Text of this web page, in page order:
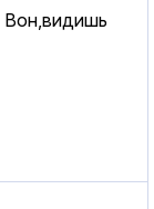
Вон,видишь